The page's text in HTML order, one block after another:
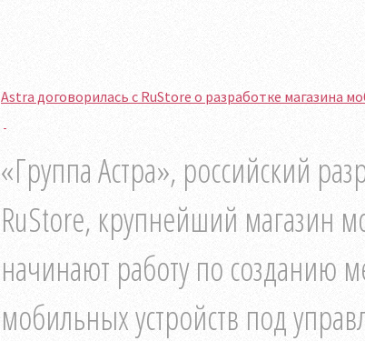
Astra договорилась с RuStore о разработке магазина
«Группа Астра», российский
RuStore, крупнейший магазин
начинают работу по созданию
мобильных устройств под